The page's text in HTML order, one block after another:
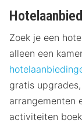
Zoek je een
alleen een
gratis
arrangementen
activiteiten